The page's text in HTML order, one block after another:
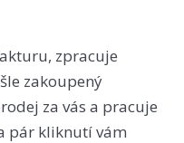
zpracuje
zakoupený
za vás a pracuje
pár kliknutí vám